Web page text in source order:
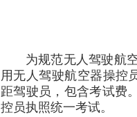
为规范无人驾驶航
用无人驾驶航空器操控
距驾驶员，包含考试费
控员执照统一考试。